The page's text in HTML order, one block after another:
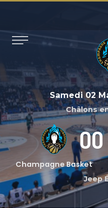
Samedi 02
Châlons
Champagne Basket
00
Jeep